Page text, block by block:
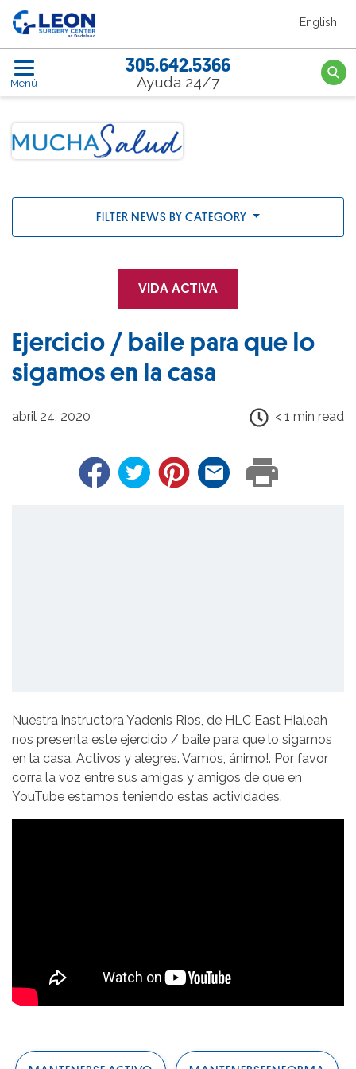
Saltar al contenido principal
English
Leon Surgery Center home link
Menú
305.642.5366
Ayuda 24/7
FILTER NEWS BY CATEGORY
VIDA ACTIVA
Ejercicio / baile para que lo
sigamos en la casa
abril 24, 2020 < 1 min read
FacebookTwitter PinterestEmail
Nuestra instructora Yadenis Rios, de HLC East Hialeah
nos presenta este ejercicio / baile para que lo sigamos
en la casa. Activos y alegres. Vamos, ánimo!. Por favor
corra la voz entre sus amigas y amigos de que en
YouTube estamos teniendo estas actividades.